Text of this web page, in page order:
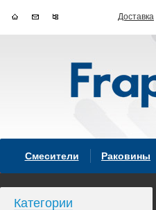
Смесители Раковины
Категории
Доставка